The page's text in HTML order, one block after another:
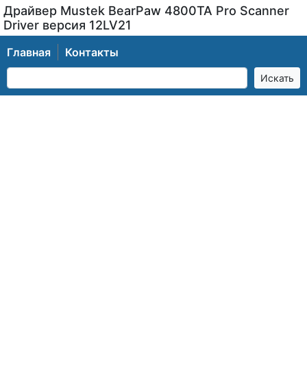
Драйвер Mustek BearPaw 4800TA Pro Scanner
Driver версия 12LV21
Главная Контакты